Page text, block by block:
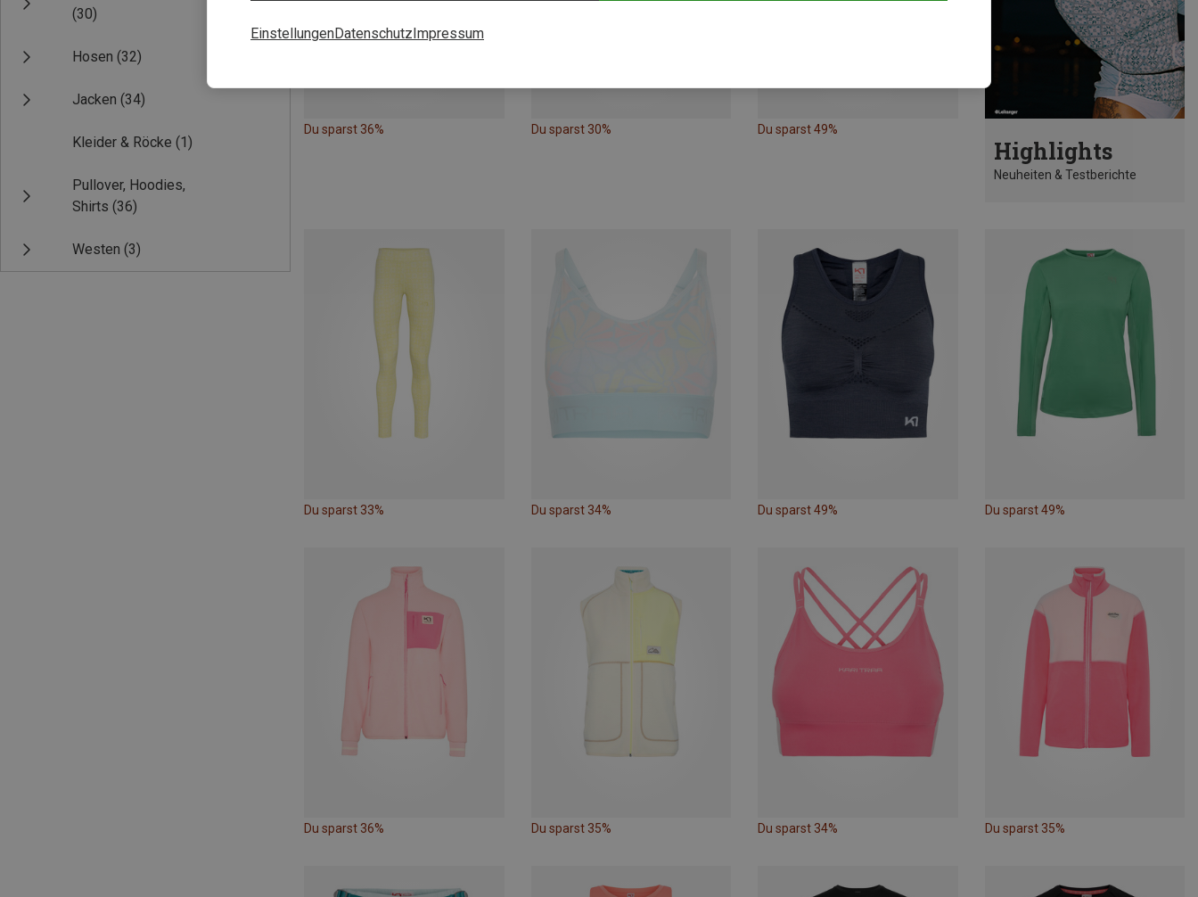
(30)
Hosen (32)
Jacken (34)
Kleider & Röcke (1)
Pullover, Hoodies,
Shirts (36)
Westen (3)
Du sparst 36% Du sparst 30% Du sparst 49%
Highlights
Neuheiten & Testberichte
Du sparst 33% Du sparst 34% Du sparst 49% Du sparst 49%
Du sparst 36% Du sparst 35% Du sparst 34% Du sparst 35%
EinstellungenDatenschutzImpressum